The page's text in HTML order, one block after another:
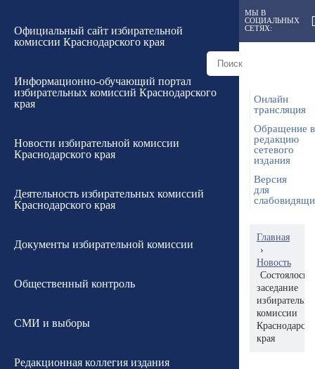
Официальный сайт избирательной
комиссии Краснодарского края
Информационно-обучающий портал
избирательных комиссий Краснодарского
края
Новости избирательной комиссии
Краснодарского края
Деятельность избирательных комиссий
Краснодарского края
Документы избирательной комиссии
Общественный контроль
СМИ и выборы
Редакционная коллегия издания
МЫ В
СОЦИАЛЬНЫХ
СЕТЯХ:
Онлайн
трансляция
Обращение в
редакцию
сетевого
издания
Версия
для
Главная
›
Новость
Состоялось
заседание
комиссии
края